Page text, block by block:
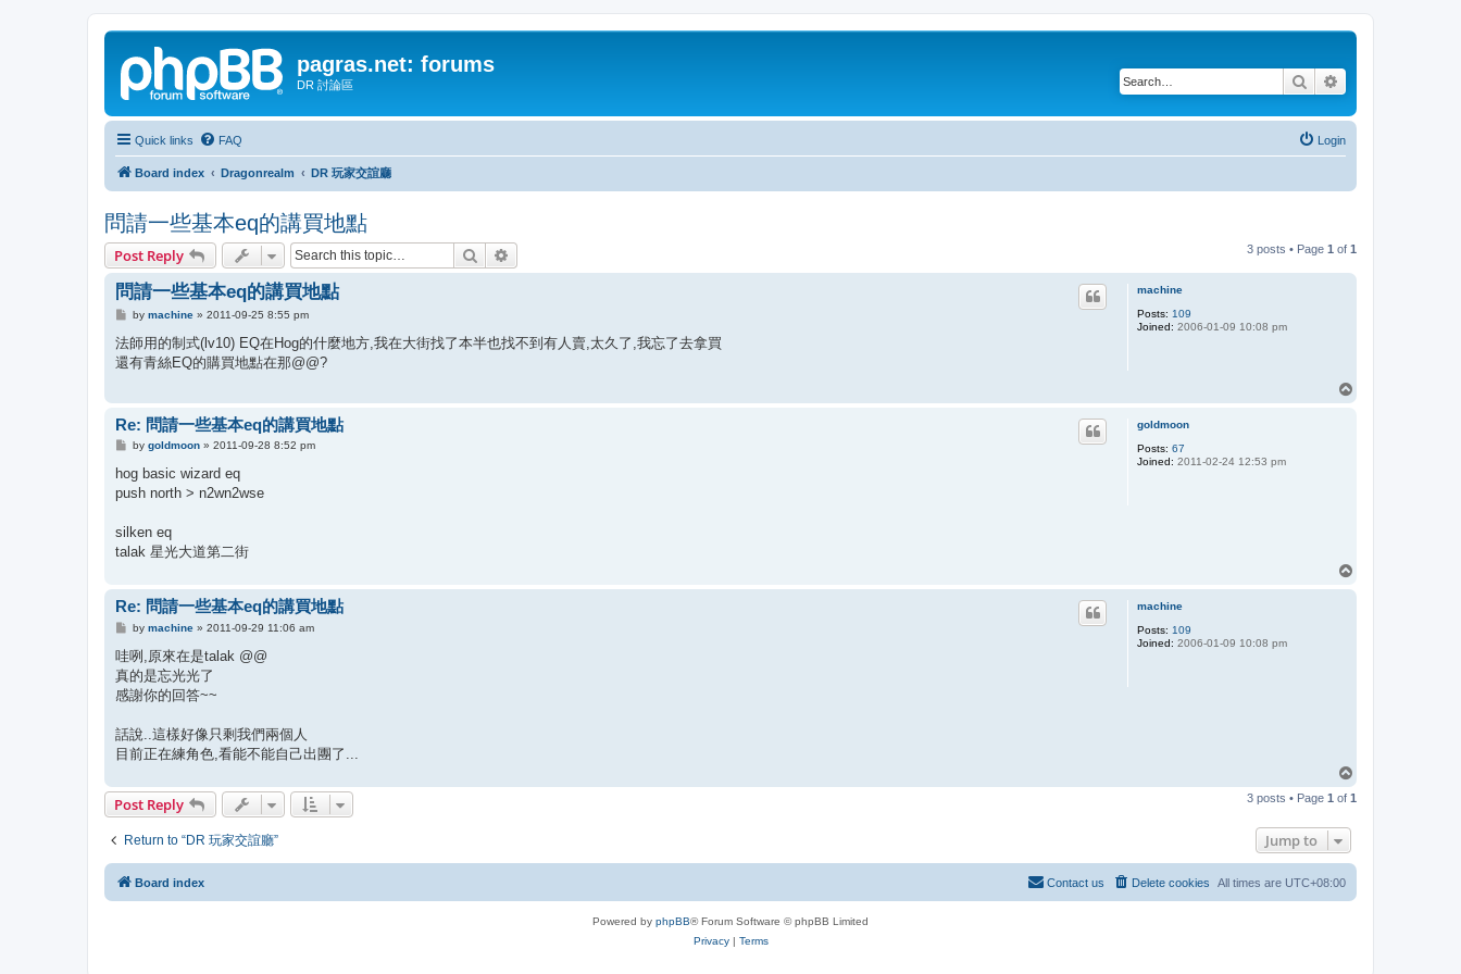
pagras.net: forums
DR 討論區 Search
Quick links FAQ Login
Board index Dragonrealm DR 玩家交誼廳
問請一些基本eq的講買地點
Post Reply Search 3 posts • Page 1 of 1
machine
Posts: 109
Joined: 2006-01-09 10:08 pm
問請一些基本eq的講買地點
P
s
t
by machine» 2011-09-25 8:55 pm
法師用的制式(lv10) EQ在Hog的什麼地方,我在大街找了本半也找不到有人賣,太久了,我忘了去拿買
還有青絲EQ的購買地點在那@@?
goldmoon
Posts: 67
Joined: 2011-02-24 12:53 pm
Re: 問請一些基本eq的講買地點
P
s
by goldmoon» 2011-09-28 8:52 pm
hog basic wizard eq
push north > n2wn2wse
silken eq
talak 星光大道第二街
machine
Posts: 109
Joined: 2006-01-09 10:08 pm
Re: 問請一些基本eq的講買地點
P
s
t
by machine» 2011-09-29 11:06 am
哇咧,原來在是talak @@
真的是忘光光了
感謝你的回答~~
話說..這樣好像只剩我們兩個人
目前正在練角色,看能不能自己出團了...
p
Post Reply 3 posts • Page 1 of 1
Return to “DR 玩家交誼廳” Jump to
Board index All times are UTC+08:00
Delete cookies
Contact us
Powered by phpBB® Forum Software © phpBB Limited
Privacy| Terms